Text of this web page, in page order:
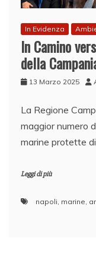
In Evidenza
In Camino
della
13 Marzo 2025
La Regione
maggior numero
marine protette
Leggi di più
napoli, marine,